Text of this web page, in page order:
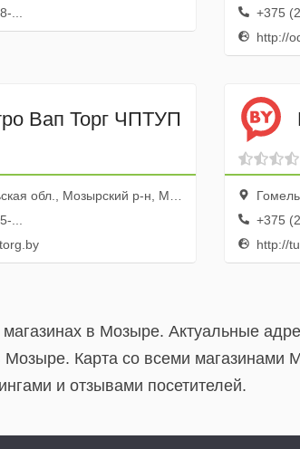
...
+375
http://
Вап Торг ЧПТУП
Мозырский р-н, Мозырь г., бул. Малинина, 1а
...
+375
http://
в Мозыре. Актуальные
Карта со всеми магазинами
и отзывами посетителей.